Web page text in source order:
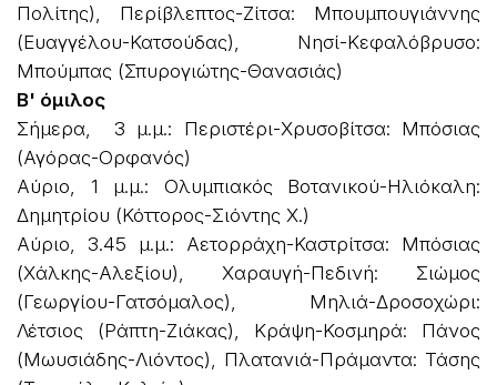
Πολίτης), Περίβλεπτος-Ζίτσα: Μπουμπουγιάννης
(Ευαγγέλου-Κατσούδας), Νησί-Κεφαλόβρυσο:
Μπούμπας (Σπυρογιώτης-Θανασιάς)
Β' όμιλος
Σήμερα, 3 μ.μ.: Περιστέρι-Χρυσοβίτσα: Μπόσιας
(Αγόρας-Ορφανός)
Αύριο, 1 μ.μ.: Ολυμπιακός Βοτανικού-Ηλιόκαλη:
Δημητρίου (Κόττορος-Σιόντης Χ.)
Αύριο, 3.45 μ.μ.: Αετορράχη-Καστρίτσα: Μπόσιας
(Χάλκης-Αλεξίου), Χαραυγή-Πεδινή: Σιώμος
(Γεωργίου-Γατσόμαλος), Μηλιά-Δροσοχώρι:
Λέτσιος (Ράπτη-Ζιάκας), Κράψη-Κοσμηρά: Πάνος
(Μωυσιάδης-Λιόντος), Πλατανιά-Πράμαντα: Τάσης